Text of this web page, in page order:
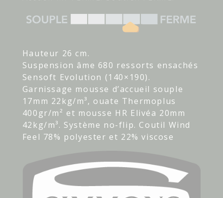
Hauteur 26 cm.
Suspension âme 680 ressorts ensachés
Sensoft Evolution (140×190).
Garnissage mousse d’accueil souple
17mm 22kg/m³, ouate Thermoplus
400gr/m² et mousse HR Elivéa 20mm
42kg/m³. Système no-flip. Coutil Wind
Feel 78% polyester et 22% viscose